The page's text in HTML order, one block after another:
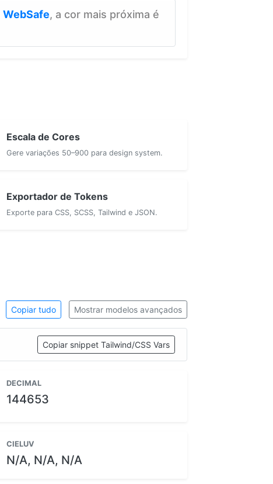
WebSafe, a cor mais próxima é
Escala de Cores
Gere variações 50–900 para design system.
Exportador de Tokens
Exporte para CSS, SCSS, Tailwind e JSON.
Copiar tudo Mostrar modelos avançados
Copiar snippet Tailwind/CSS Vars
DECIMAL
144653
CIELUV
N/A, N/A, N/A